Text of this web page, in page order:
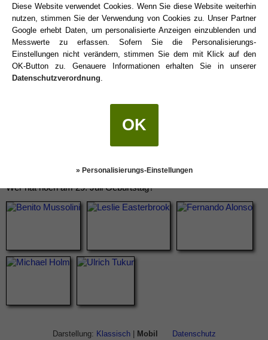
Löwe Sternzeichen
Wer hat noch am 29. Juli Geburtstag?
Darstellung: Klassisch| Mobil Datenschutz
Diese Website verwendet Cookies. Wenn Sie diese Website weiterhin
nutzen, stimmen Sie der Verwendung von Cookies zu. Unser Partner
Google erhebt Daten, um personalisierte Anzeigen einzublenden und
Messwerte zu erfassen. Sofern Sie die Personalisierungs-
Einstellungen nicht verändern, stimmen Sie dem mit Klick auf den
OK-Button zu. Genauere Informationen erhalten Sie in unserer
Datenschutzverordnung
OK
» Personalisierungs-Einstellungen